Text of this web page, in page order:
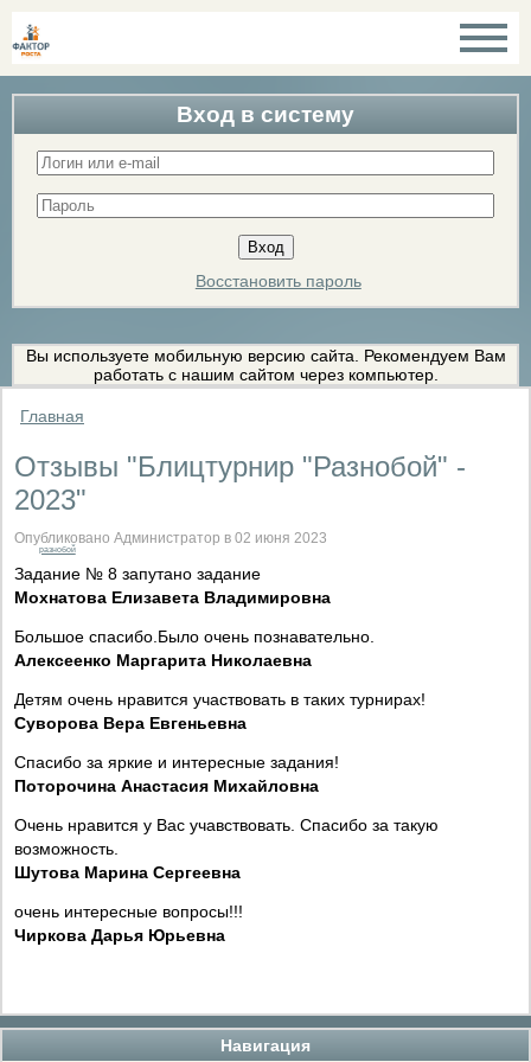
Вход в систему
Восстановить пароль
Вы используете мобильную версию сайта. Рекомендуем Вам
работать с нашим сайтом через компьютер.
Навигация
Главная
Отзывы "Блицтурнир "Разнобой" -
2023"
Опубликовано Администратор в 02 июня 2023
разнобой
Задание № 8 запутано задание
Мохнатова Елизавета Владимировна
Большое спасибо.Было очень познавательно.
Алексеенко Маргарита Николаевна
Детям очень нравится участвовать в таких турнирах!
Суворова Вера Евгеньевна
Спасибо за яркие и интересные задания!
Поторочина Анастасия Михайловна
Очень нравится у Вас учавствовать. Спасибо за такую
возможность.
Шутова Марина Сергеевна
очень интересные вопросы!!!
Чиркова Дарья Юрьевна